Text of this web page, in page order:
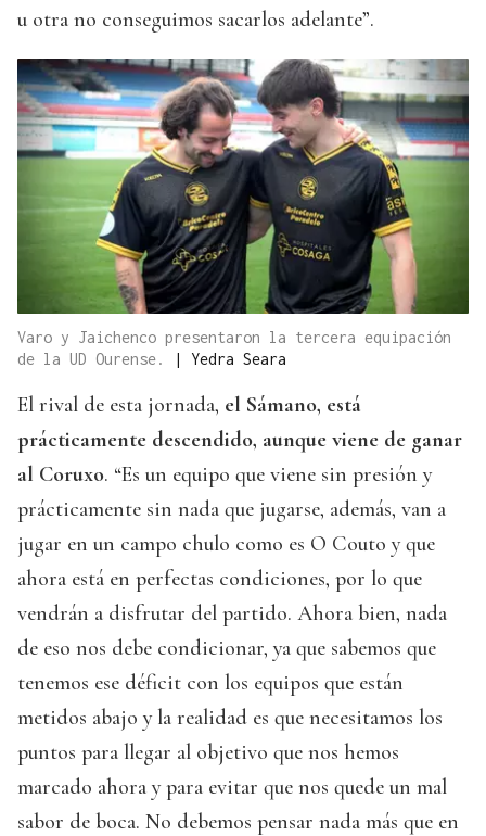
u otra no conseguimos sacarlos adelante”.
Varo y Jaichenco presentaron la tercera equipación
de la UD Ourense.
| Yedra Seara
El rival de esta jornada, el Sámano, está
prácticamente descendido, aunque viene de ganar
al Coruxo. “Es un equipo que viene sin presión y
prácticamente sin nada que jugarse, además, van a
jugar en un campo chulo como es O Couto y que
ahora está en perfectas condiciones, por lo que
vendrán a disfrutar del partido. Ahora bien, nada
de eso nos debe condicionar, ya que sabemos que
tenemos ese déficit con los equipos que están
metidos abajo y la realidad es que necesitamos los
puntos para llegar al objetivo que nos hemos
marcado ahora y para evitar que nos quede un mal
sabor de boca. No debemos pensar nada más que en